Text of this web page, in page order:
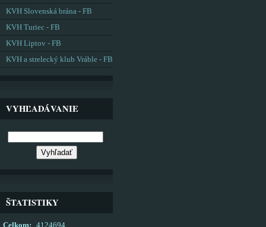
KVH Slovenská brána - FB
KVH Turiec - FB
KVH Liptov - FB
KVH a strelecký klub Vráble - FB
VYHĽADÁVANIE
ŠTATISTIKY
Celkom:
4124694